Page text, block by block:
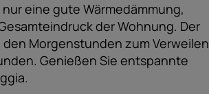
eine gute Wärmedämmung,
der Wohnung. Der
Morgenstunden zum Verweilen
Genießen Sie entspannte